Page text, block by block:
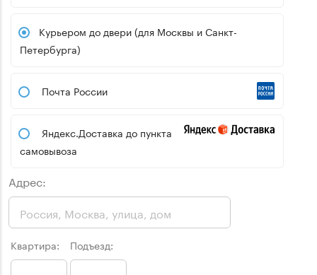
Курьером до двери (для Москвы и Санкт-
Петербурга)
Почта России
Яндекс.Доставка до пункта
самовывоза
Адрес:
Квартира: Подъезд: